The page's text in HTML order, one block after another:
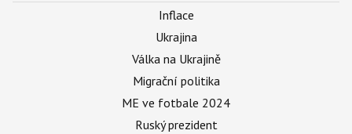
Inflace
Ukrajina
Válka na Ukrajině
Migrační politika
ME ve fotbale 2024
Ruský prezident